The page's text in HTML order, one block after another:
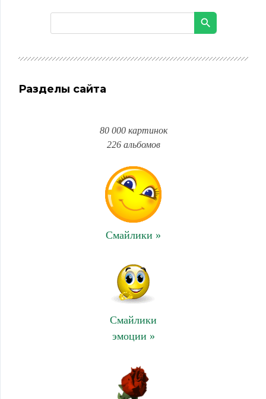
Разделы сайта
80 000 картинок
226 альбомов
Смайлики »
Смайлики
эмоции »